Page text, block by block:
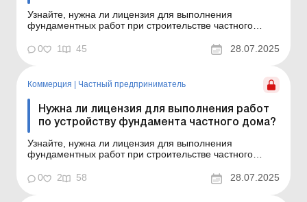
Узнайте, нужна ли лицензия для выполнения
фундаментных работ при строительстве частного
Практическая ситуация Физлицо-предприниматель
работает по КВЭД 43.99. Нужна ли ему лицензия для
дома? Нет, в данном сл...
0 1 45 28.07.2025
Коммерция Частный предприниматель
Нужна ли лицензия для выполнения работ
по устройству фундамента частного дома?
Узнайте, нужна ли лицензия для выполнения
фундаментных работ при строительстве частного
предприниматель работает по КВЭД 43.99. Нужна ли
ему лицензия для выполнения работ по устройству
0 2 58 28.07.2025